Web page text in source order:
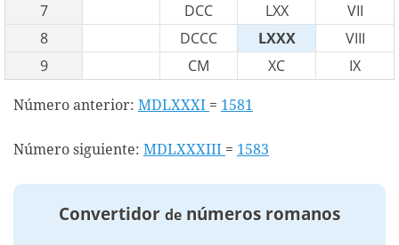
7
DCC LXX
VII
8
DCCC LXXX
VIII
9
CM XC IX
Número anterior: MDLXXXI = 1581
Número siguiente: MDLXXXIII = 1583
Convertidor de números romanos